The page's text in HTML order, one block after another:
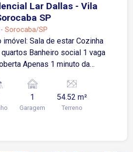
Lar Dallas - Vila
SP
Sorocaba/SP
estar Cozinha
Banheiro social 1 vaga
minuto da
1
Garagem
54.52 m²
Terreno